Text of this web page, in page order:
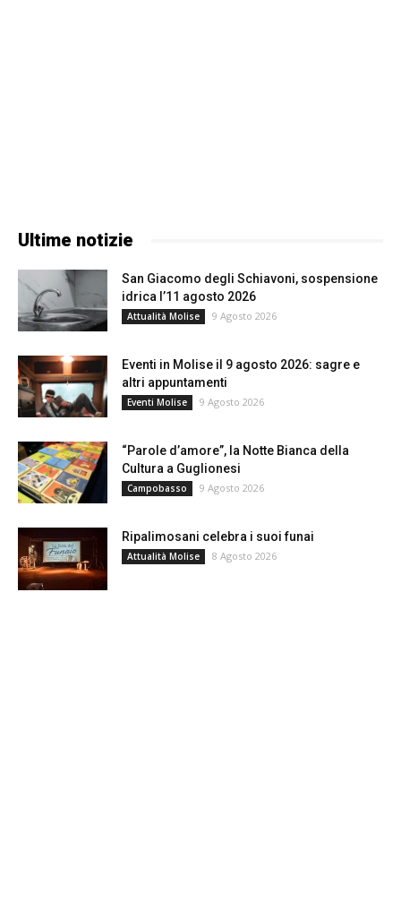
Ultime notizie
San Giacomo degli Schiavoni, sospensione
idrica l’11 agosto 2026
Attualità Molise 9 Agosto 2026
Eventi in Molise il 9 agosto 2026: sagre e
altri appuntamenti
Eventi Molise 9 Agosto 2026
“Parole d’amore”, la Notte Bianca della
Cultura a Guglionesi
Campobasso 9 Agosto 2026
Ripalimosani celebra i suoi funai
Attualità Molise 8 Agosto 2026